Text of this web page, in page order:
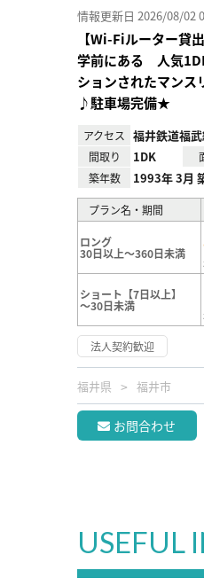
情報更新日 2026/08/02
【Wi-Fiルーター貸
学前にある 人気
ションされたマンス
♪駐車場完備★
アクセス 福井鉄道福武
間取り 1DK
築年数 1993年 3月
プラン名・期間
ロング
30日以上～360日未満
ショート【7日以上】
～30日未満
法人契約歓迎
福井県 福井市
お問合わせ
USEFUL